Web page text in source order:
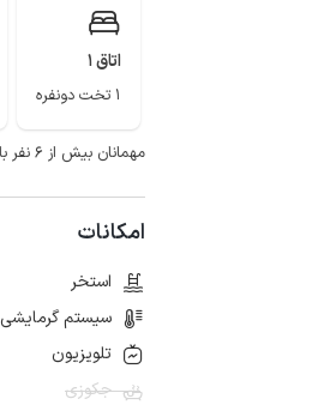
اتاق 1
1 تخت دونفره
مهمانان بیش از ۶ نفر با خود سرویس خواب به همراه داشته باشند.
امکانات
استخر
سیستم گرمایشی
تلویزیون
جکوزی